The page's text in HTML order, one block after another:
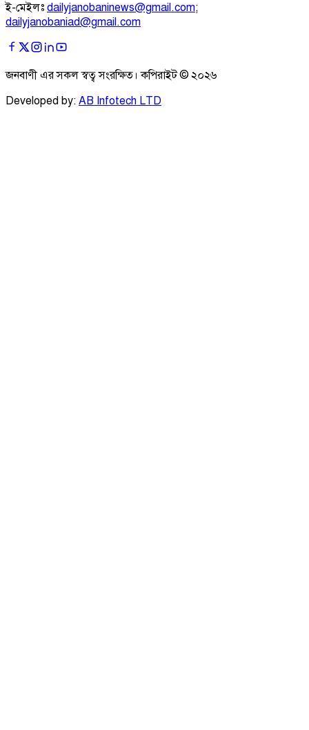
ই-মেইলঃ dailyjanobaninews@gmail.com;
dailyjanobaniad@gmail.com
জনবাণী এর সকল স্বত্ব সংরক্ষিত। কপিরাইট © ২০২৬
Developed by: AB Infotech LTD